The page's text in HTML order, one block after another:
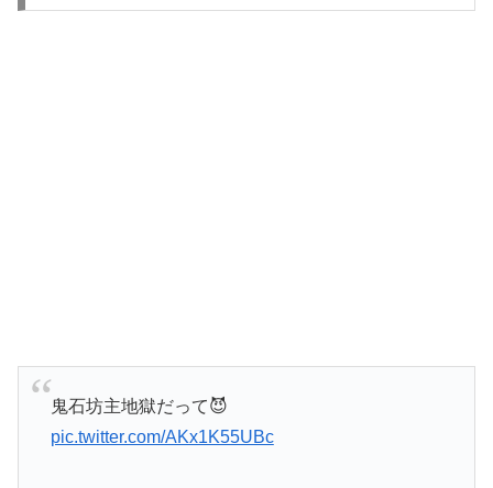
鬼石坊主地獄だって😈
pic.twitter.com/AKx1K55UBc